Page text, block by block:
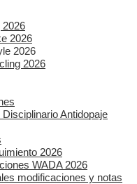
2026
2026
2026
2026
Antidopaje
2026
WADA 2026
modificaciones y notas